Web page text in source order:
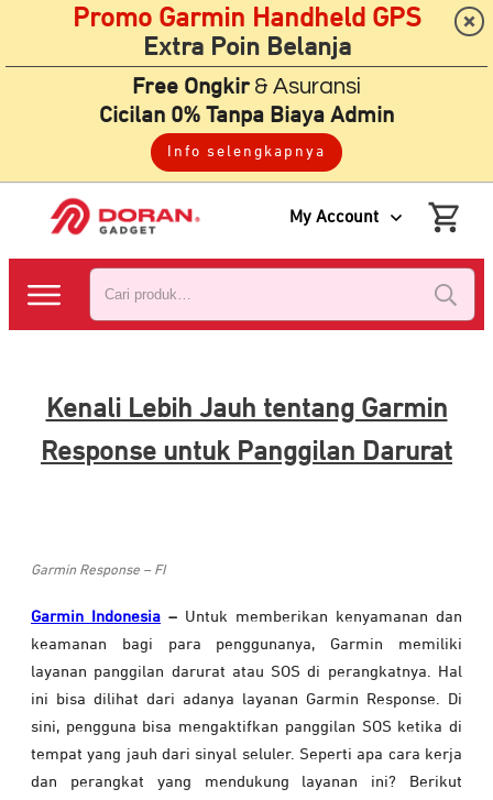
My Account
Pencarian
untuk:
Kenali Lebih Jauh tentang Garmin
Response untuk Panggilan Darurat
Garmin Response – FI
Garmin Indonesia – Untuk memberikan kenyamanan dan
keamanan bagi para penggunanya, Garmin memiliki
layanan panggilan darurat atau SOS di perangkatnya. Hal
ini bisa dilihat dari adanya layanan Garmin Response. Di
sini, pengguna bisa mengaktifkan panggilan SOS ketika di
tempat yang jauh dari sinyal seluler. Seperti apa cara kerja
dan perangkat yang mendukung layanan ini? Berikut
Promo Garmin Handheld GPS
Extra Poin Belanja
Free Ongkir & Asuransi
Cicilan 0% Tanpa Biaya Admin
Info selengkapnya